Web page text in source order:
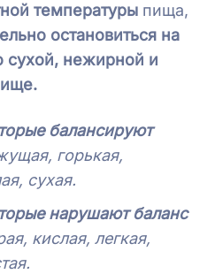
температуры пища,
остановиться на
сухой, нежирной и
балансируют
горькая,
сухая.
нарушают баланс
кислая, легкая,